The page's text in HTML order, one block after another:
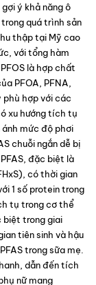
ý khả năng ô
quá trình sản
thập tại Mỹ cao
với tổng hàm
là hợp chất
PFOA, PFNA,
phù hợp với các
xu hướng tích tụ
mức độ phơi
chuỗi ngắn dễ bị
đặc biệt là
có thời gian
1 số protein trong
tụ trong cơ thể
biệt trong giai
tiên sinh và hậu
trong sữa mẹ.
dẫn đến tích
nữ mang